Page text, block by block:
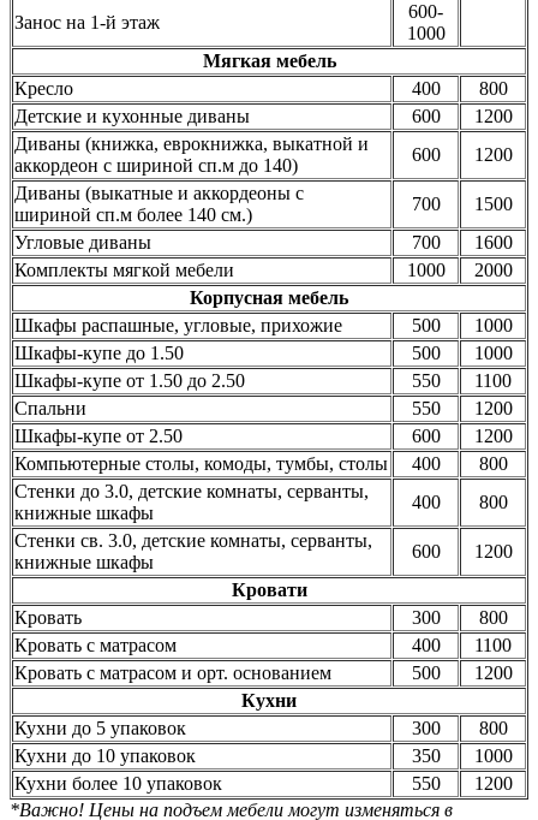
Занос на 1-й этаж
600-
1000
Мягкая мебель
Кресло
400
800
Детские и кухонные диваны
600
1200
Диваны (книжка, еврокнижка, выкатной и
аккордеон с шириной сп.м до 140)
600
1200
Диваны (выкатные и аккордеоны с
шириной сп.м более 140 см.)
700
1500
Угловые диваны
700
1600
Комплекты мягкой мебели
1000
2000
Корпусная мебель
Шкафы распашные, угловые, прихожие
500
1000
Шкафы-купе до 1.50
500
1000
Шкафы-купе от 1.50 до 2.50
550
1100
Спальни
550
1200
Шкафы-купе от 2.50
600
1200
Компьютерные столы, комоды, тумбы, столы
400
800
Стенки до 3.0, детские комнаты, серванты,
книжные шкафы
400
800
Стенки св. 3.0, детские комнаты, серванты,
книжные шкафы
600
1200
Кровати
Кровать
300
800
Кровать с матрасом
400
1100
Кровать с матрасом и орт. основанием
500
1200
Кухни
Кухни до 5 упаковок
300
800
Кухни до 10 упаковок
350
1000
Кухни более 10 упаковок
550
1200
*Важно! Цены на подъем мебели могут изменяться в